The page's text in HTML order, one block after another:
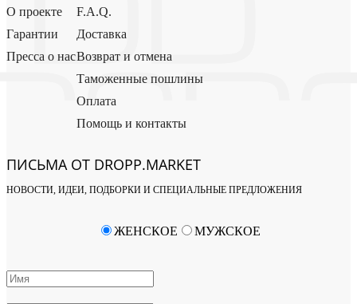
О проекте
Гарантии
Пресса о нас
F.A.Q.
Доставка
Возврат и отмена
Таможенные пошлины
Оплата
Помощь и контакты
ПИСЬМА ОТ DROPP.MARKET
НОВОСТИ, ИДЕИ, ПОДБОРКИ И СПЕЦИАЛЬНЫЕ ПРЕДЛОЖЕНИЯ
ЖЕНСКОЕ МУЖСКОЕ